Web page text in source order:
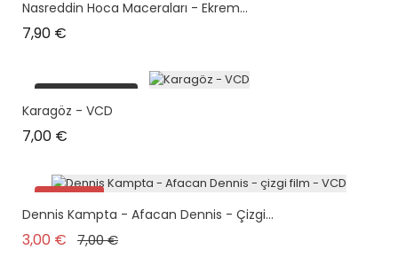
Nasreddin Hoca Maceraları - Ekrem...
7,90 €
plus en stock
Karagöz - VCD
7,00 €
Promo !
Dennis Kampta - Afacan Dennis - Çizgi...
3,00 € Prix de base
7,00 €Prix